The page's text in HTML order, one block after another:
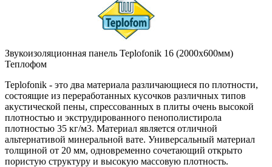
Звукоизоляционная панель Teplofonik 16 (2000х600мм)
Теплофом
Teplofonik - это два материала различающиеся по плотности,
состоящие из переработанных кусочков различных типов
акустической пены, спрессованных в плиты очень высокой
плотностью и экструдированного пенополистирола
плотностью 35 кг/м3. Материал является отличной
альтернативой минеральной вате. Универсальный материал
толщиной от 20 мм, одновременно сочетающий открыто
пористую структуру и высокую массовую плотность.